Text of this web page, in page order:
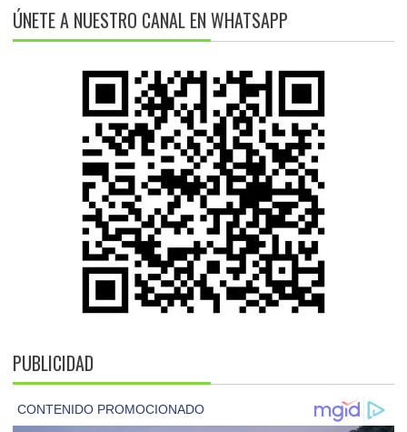
ÚNETE A NUESTRO CANAL EN WHATSAPP
PUBLICIDAD